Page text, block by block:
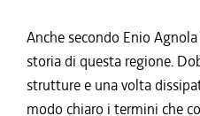
Anche secondo Enio
storia di questa regione.
strutture e una volta
modo chiaro i termini che